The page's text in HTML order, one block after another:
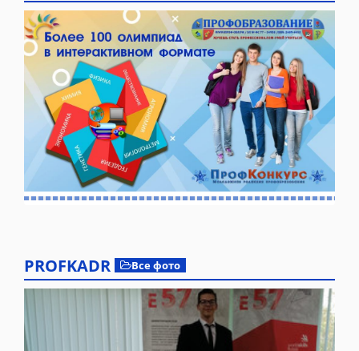
PROFKADR Все фото